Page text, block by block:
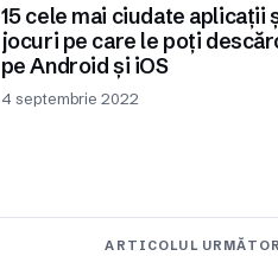
15 cele mai ciudate aplicații
jocuri pe care le poți
pe Android și iOS
4 septembrie 2022
ARTICOLUL URMĂTOR